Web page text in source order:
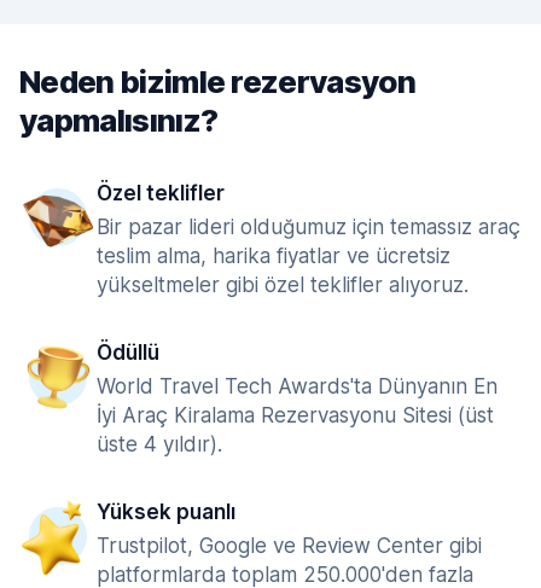
Neden bizimle rezervasyon
yapmalısınız?
Özel teklifler
Bir pazar lideri olduğumuz için temassız araç
teslim alma, harika fiyatlar ve ücretsiz
yükseltmeler gibi özel teklifler alıyoruz.
Ödüllü
World Travel Tech Awards'ta Dünyanın En
İyi Araç Kiralama Rezervasyonu Sitesi (üst
üste 4 yıldır).
Yüksek puanlı
Trustpilot, Google ve Review Center gibi
platformlarda toplam 250.000'den fazla